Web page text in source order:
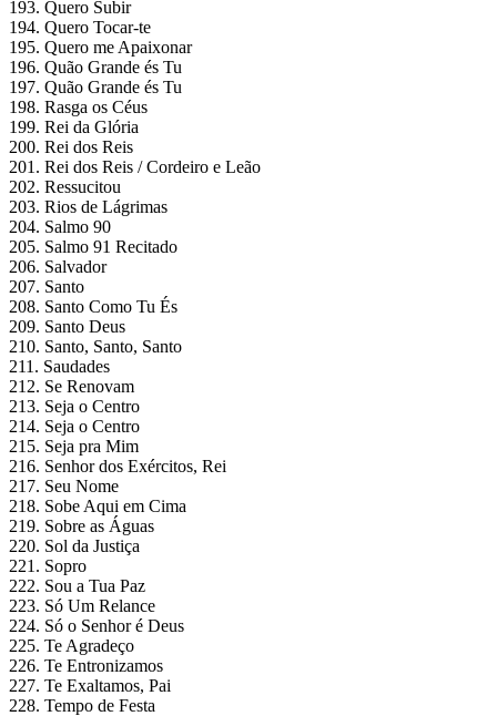
193. Quero Subir
194. Quero Tocar-te
195. Quero me Apaixonar
196. Quão Grande és Tu
197. Quão Grande és Tu
198. Rasga os Céus
199. Rei da Glória
200. Rei dos Reis
201. Rei dos Reis / Cordeiro e Leão
202. Ressucitou
203. Rios de Lágrimas
204. Salmo 90
205. Salmo 91 Recitado
206. Salvador
207. Santo
208. Santo Como Tu És
209. Santo Deus
210. Santo, Santo, Santo
211. Saudades
212. Se Renovam
213. Seja o Centro
214. Seja o Centro
215. Seja pra Mim
216. Senhor dos Exércitos, Rei
217. Seu Nome
218. Sobe Aqui em Cima
219. Sobre as Águas
220. Sol da Justiça
221. Sopro
222. Sou a Tua Paz
223. Só Um Relance
224. Só o Senhor é Deus
225. Te Agradeço
226. Te Entronizamos
227. Te Exaltamos, Pai
228. Tempo de Festa